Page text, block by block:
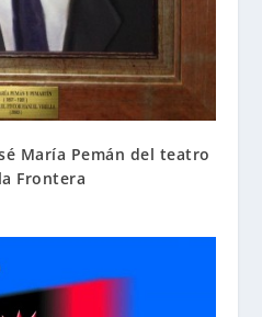
María Pemán del teatro
Frontera